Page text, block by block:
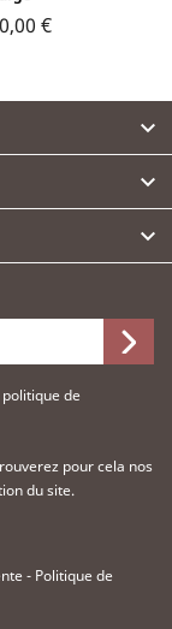
€



politique de
pour cela nos
du site.
- Politique de